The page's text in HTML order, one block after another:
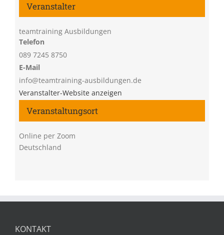
Veranstaltungsort
Online per Zoom
Deutschland
Veranstalter
teamtraining Ausbildungen
Telefon
089 7245 8750
E-Mail
info@teamtraining-ausbildungen.de
Veranstalter-Website anzeigen
KONTAKT